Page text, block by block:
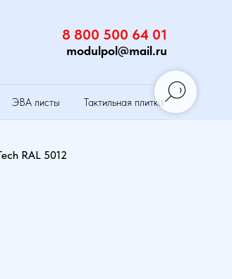
8 800 500 64 01
modulpol@mail.ru
ЭВА листы Тактильная плитка
RAL 5012